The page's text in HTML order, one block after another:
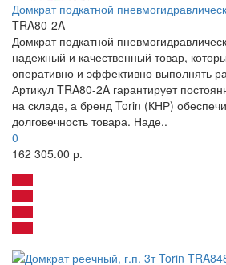
Домкрат подкатной
TRA80-2A
Домкрат подкатной
надежный и качественный товар,
оперативно и эффективно выполнять
Артикул TRA80-2A гарантирует
на складе, а бренд Torin (КНР)
долговечность товара. Наде..
0
162 305.00 р.